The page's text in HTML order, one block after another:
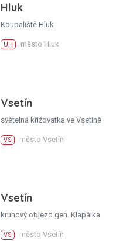
Hluk
Koupaliště Hluk
UH město Hluk
Vsetín
světelná křižovatka ve Vsetíně
VS město Vsetín
Vsetín
kruhový objezd gen. Klapálka
VS město Vsetín